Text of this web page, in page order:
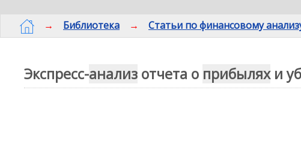
→ Библиотека → Статьи по финансовому
Экспресс-анализ отчета о прибыляхи